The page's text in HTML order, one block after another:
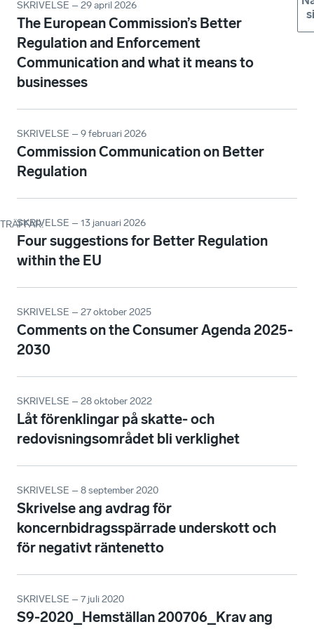
TRÄFFAR:
SKRIVELSE – 29 april 2026
The European Commission’s Better
Regulation and Enforcement
Communication and what it means to
businesses
SKRIVELSE – 9 februari 2026
Commission Communication on Better
Regulation
SKRIVELSE – 13 januari 2026
Four suggestions for Better Regulation
within the EU
SKRIVELSE – 27 oktober 2025
Comments on the Consumer Agenda 2025-
2030
SKRIVELSE – 28 oktober 2022
Låt förenklingar på skatte- och
redovisningsområdet bli verklighet
SKRIVELSE – 8 september 2020
Skrivelse ang avdrag för
koncernbidragsspärrade underskott och
för negativt räntenetto
SKRIVELSE – 7 juli 2020
S9-2020_Hemställan 200706_Krav ang